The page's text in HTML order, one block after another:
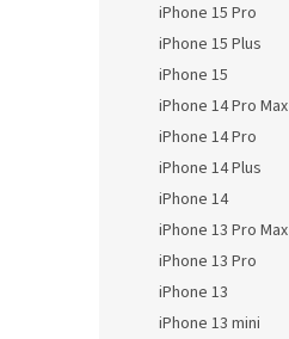
iPhone 15 Pro
iPhone 15 Plus
iPhone 15
iPhone 14 Pro Max
iPhone 14 Pro
iPhone 14 Plus
iPhone 14
iPhone 13 Pro Max
iPhone 13 Pro
iPhone 13
iPhone 13 mini